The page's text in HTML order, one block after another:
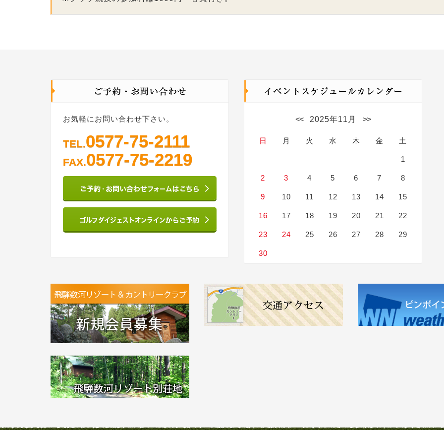
お気軽にお問い合わせ下さい。
TEL.0577-75-2111
FAX.0577-75-2219
<< 2025年11月 >>
日 月 火 水 木 金 土
1
2 3 4 5 6 7 8
9 10 11 12 13 14 15
16 17 18 19 20 21 22
23 24 25 26 27 28 29
30